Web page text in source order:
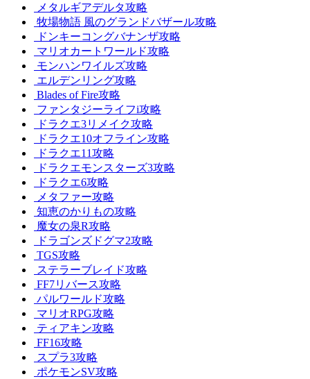
メタルギアデルタ攻略
牧場物語 風のグランドバザール攻略
ドンキーコングバナンザ攻略
マリオカートワールド攻略
モンハンワイルズ攻略
エルデンリング攻略
Blades of Fire攻略
ファンタジーライフi攻略
ドラクエ3リメイク攻略
ドラクエ10オフライン攻略
ドラクエ11攻略
ドラクエモンスターズ3攻略
ドラクエ6攻略
メタファー攻略
知恵のかりもの攻略
魔女の泉R攻略
ドラゴンズドグマ2攻略
TGS攻略
ステラーブレイド攻略
FF7リバース攻略
パルワールド攻略
マリオRPG攻略
ティアキン攻略
FF16攻略
スプラ3攻略
ポケモンSV攻略